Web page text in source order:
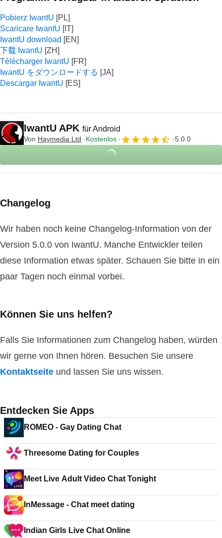
Pobierz IwantU
Scaricare IwantU
IwantU download
下载 IwantU
Télécharger IwantU
IwantU をダウンロードする
Descargar IwantU
IwantU APK für Android
Von Haymedia Ltd Kostenlos 5.0.0
Changelog
Wir haben noch keine Changelog-Information von der
Version 5.0.0 von IwantU. Manche Entwickler teilen
diese Information etwas später. Schauen Sie bitte in ein
paar Tagen noch einmal vorbei.
Können Sie uns helfen?
Falls Sie Informationen zum Changelog haben, würden
wir gerne von Ihnen hören. Besuchen Sie unsere
Kontaktseite und lassen Sie uns wissen.
Entdecken Sie Apps
ROMEO - Gay Dating Chat
Threesome Dating for Couples
Meet Live Adult Video Chat Tonight
InMessage - Chat meet dating
Indian Girls Live Chat Online